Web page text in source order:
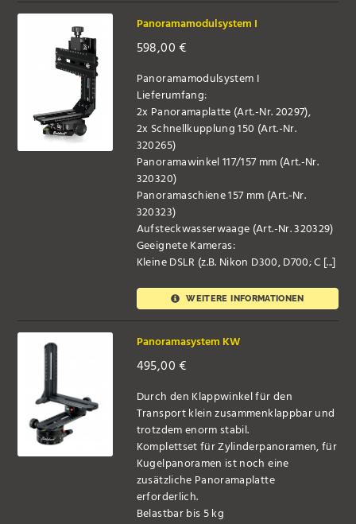
Panoramamodulsystem I
598,00€
Panoramamodulsystem I
Lieferumfang:
2x Panoramaplatte (Art.-Nr. 20297),
2x Schnellkupplung 150 (Art.-Nr.
320265)
Panoramawinkel 117/157 mm (Art.-Nr.
320320)
Panoramaschiene 157 mm (Art.-Nr.
320323)
Aufsteckwasserwaage (Art.-Nr. 320329)
Geeignete Kameras:
Kleine DSLR (z.B. Nikon D300, D700; C [...]
WEITERE INFORMATIONEN
Panoramasystem KW
495,00€
Durch den Klappwinkel für den
Transport klein zusammenklappbar und
trotzdem enorm stabil.
Komplettset für Zylinderpanoramen, für
Kugelpanoramen ist noch eine
zusätzliche Panoramaplatte
erforderlich.
Belastbar bis 5 kg